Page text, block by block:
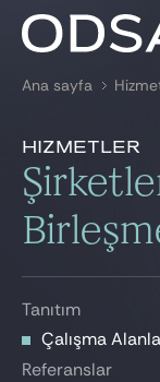
ile arama
BIZE
Ana sayfa
Hizmetler
Çalışma
Tanıtım
Çalışma
Referanslar
Tanıtım
Çalışma
Referanslar